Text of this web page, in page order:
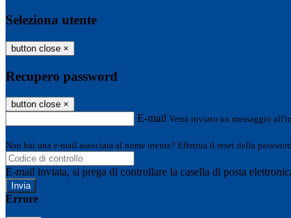
Seleziona utente
button close ×
Recupero password
button close ×
E-mail Verrà inviato un messaggio
Non hai una e-mail associata al nome utente? Effettua il reset della
E-mail inviata, si prega di controllare la casella di posta
Errore